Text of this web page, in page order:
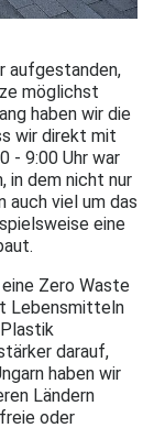
aufgestanden,
möglichst
haben wir die
wir direkt mit
- 9:00 Uhr war
in dem nicht nur
auch viel um das
eine
Zero Waste
Lebensmitteln
darauf,
haben wir
Ländern
oder